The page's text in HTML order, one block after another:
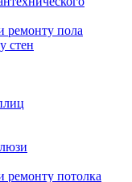
ремонту пола
стен
ремонту потолка